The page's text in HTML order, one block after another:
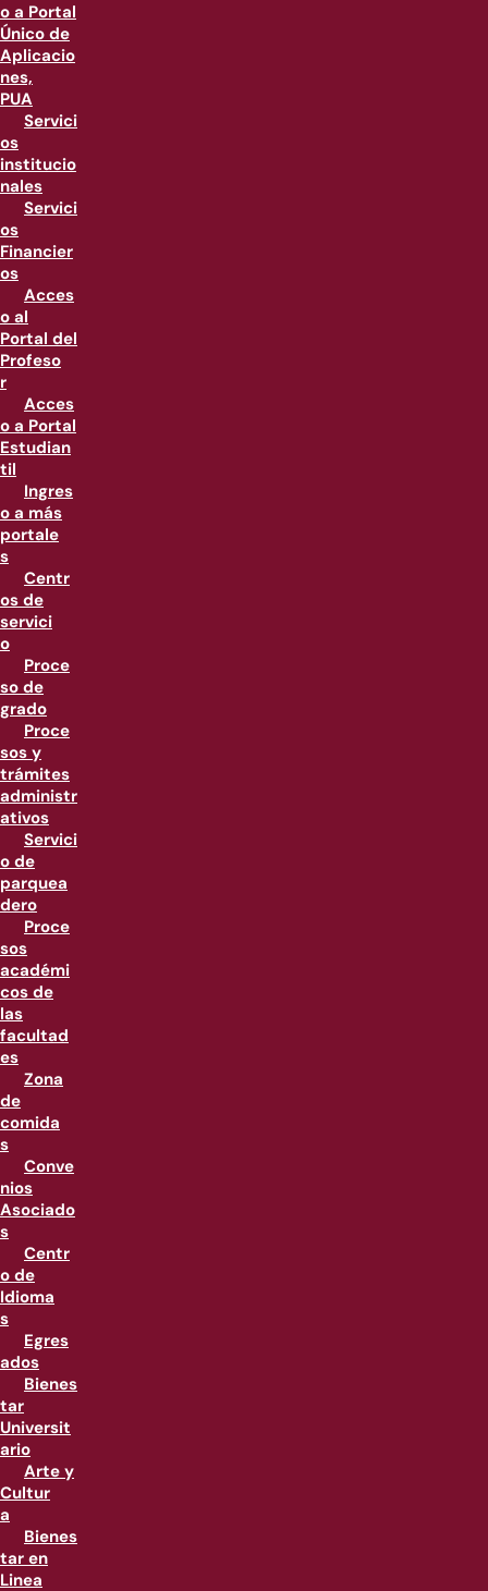
o a Portal
Único de
Aplicacio
nes,
PUA
Servici
os
institucio
nales
Servici
os
Financier
os
Acces
o al
Portal del
Profeso
r
Acces
o a Portal
Estudian
til
Ingres
o a más
portale
s
Centr
os de
servici
o
Proce
so de
grado
Proce
sos y
trámites
administr
ativos
Servici
o de
parquea
dero
Proce
sos
académi
cos de
las
facultad
es
Zona
de
comida
s
Conve
nios
Asociado
s
Centr
o de
Idioma
s
Egres
ados
Bienes
tar
Universit
ario
Arte y
Cultur
a
Bienes
tar en
Linea